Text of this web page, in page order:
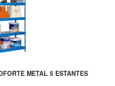
METAL 5 ESTANTES